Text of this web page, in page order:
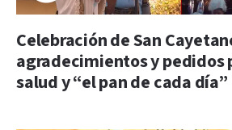
Celebración de San
agradecimientos y pedidos
salud y “el pan de cada día”